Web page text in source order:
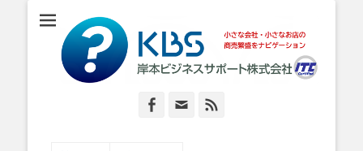
岸本ビジネスサポ
ート株式会社
小さな会社・小さなお店のIT経営をナビゲーション
Facebook
Email